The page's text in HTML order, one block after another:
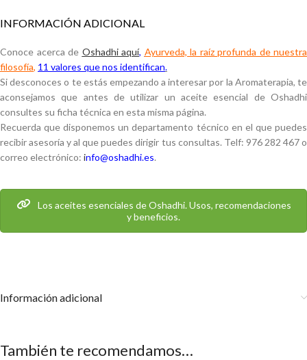
INFORMACIÓN ADICIONAL
Conoce acerca de Oshadhi aquí, Ayurveda, la raíz profunda de nuestra
filosofía, 11 valores que nos identifican.
Si desconoces o te estás empezando a interesar por la Aromaterapia, te
aconsejamos que antes de utilizar un aceite esencial de Oshadhi
consultes su ficha técnica en esta misma página.
Recuerda que disponemos un departamento técnico en el que puedes
recibir asesoría y al que puedes dirigir tus consultas. Telf: 976 282 467 o
correo electrónico: info@oshadhi.es.
Los aceites esenciales de Oshadhi. Usos, recomendaciones
y beneficios.
Información adicional
También te recomendamos…